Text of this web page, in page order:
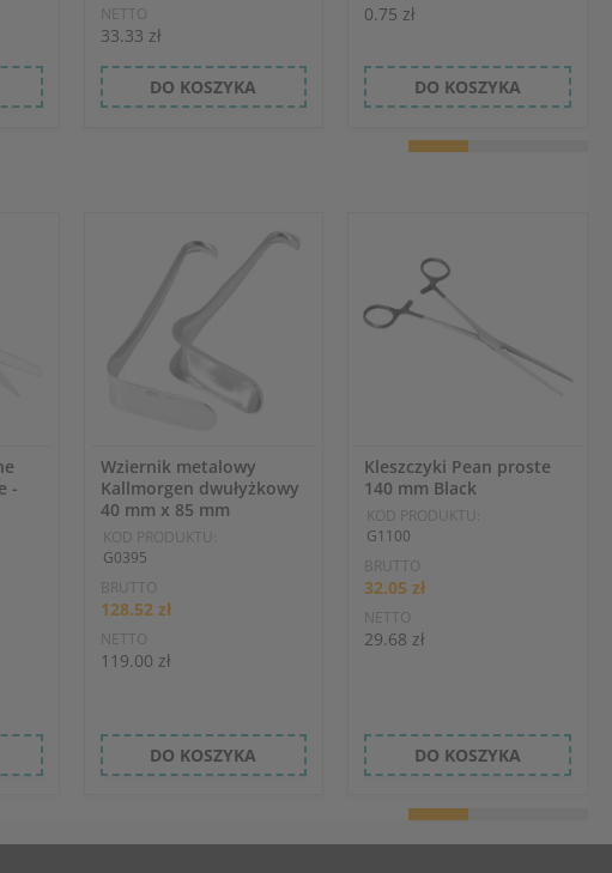
NETTO
33.33 zł
DO KOSZYKA
0.75 zł
DO KOSZYKA
-
Wziernik metalowy
Kallmorgen dwułyżkowy
40 mm x 85 mm
KOD PRODUKTU:
G0395
BRUTTO
128.52 zł
NETTO
119.00 zł
DO KOSZYKA
Kleszczyki Pean proste
140 mm Black
KOD PRODUKTU:
G1100
BRUTTO
32.05 zł
NETTO
29.68 zł
DO KOSZYKA